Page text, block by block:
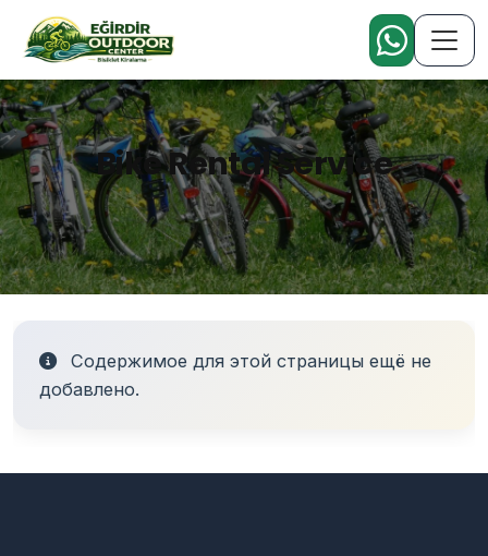
Bike Rental Service
Содержимое для этой страницы ещё не
добавлено.